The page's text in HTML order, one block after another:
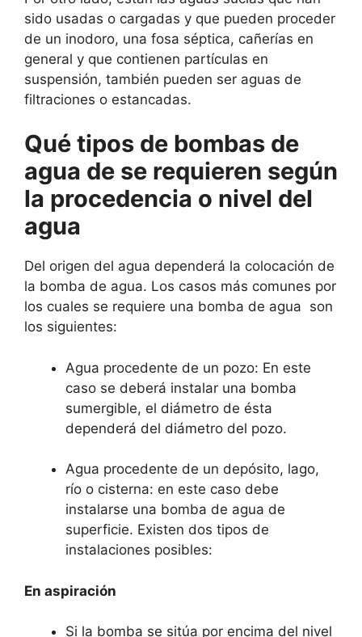
sido usadas o cargadas y que pueden proceder
de un inodoro, una fosa séptica, cañerías en
general y que contienen partículas en
suspensión, también pueden ser aguas de
filtraciones o estancadas.
Qué tipos de bombas de
agua de se requieren según
la procedencia o nivel del
agua
Del origen del agua dependerá la colocación de
la bomba de agua. Los casos más comunes por
los cuales se requiere una bomba de agua son
los siguientes:
Agua procedente de un pozo: En este
caso se deberá instalar una bomba
sumergible, el diámetro de ésta
dependerá del diámetro del pozo.
Agua procedente de un depósito, lago,
río o cisterna: en este caso debe
instalarse una bomba de agua de
superficie. Existen dos tipos de
instalaciones posibles:
En aspiración
Si la bomba se sitúa por encima del nivel